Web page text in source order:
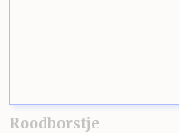
Roodborstje